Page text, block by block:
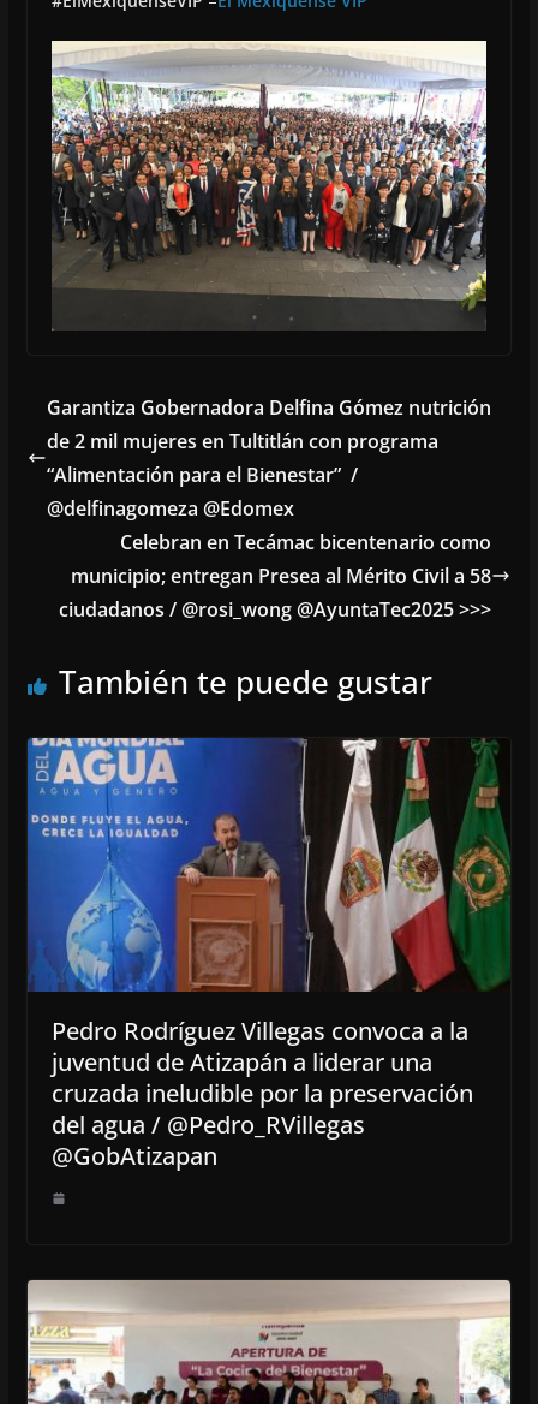
Garantiza Gobernadora Delfina Gómez nutrición
de 2 mil mujeres en Tultitlán con programa
“Alimentación para el Bienestar” /
@delfinagomeza @Edomex
Celebran en Tecámac bicentenario como
municipio; entregan Presea al Mérito Civil a 58
ciudadanos / @rosi_wong @AyuntaTec2025 >>>
También te puede gustar
Pedro Rodríguez Villegas convoca a la
juventud de Atizapán a liderar una
cruzada ineludible por la preservación
del agua / @Pedro_RVillegas
@GobAtizapan